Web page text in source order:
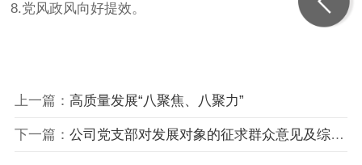
8.党风政风向好提效。
上一篇： 高质量发展“八聚焦、八聚力”
下一篇： 公司党支部对发展对象的征求群众意见及综合考察意见